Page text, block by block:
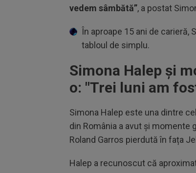
vedem sâmbătă”, a postat
În aproape 15 ani de carieră,
tabloul de simplu.
Simona Halep și
o: "Trei luni am
Simona Halep este una dintre
din România a avut și momente
Roland Garros pierdută în fața
Halep a recunoscut că